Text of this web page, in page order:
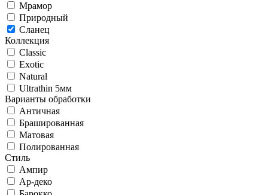
Мрамор
Природный
Сланец
Коллекция
Classic
Exotic
Natural
Ultrathin 5мм
Варианты обработки
Античная
Брашированная
Матовая
Полированная
Стиль
Ампир
Ар-деко